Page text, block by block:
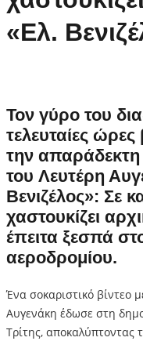
«Ελ.
Τον γύρο του
τελευταίες
την
του Λευτέρη
Βενιζέλος»: Σε
χαστουκίζει
έπειτα ξεσπά
αεροδρομίου.
Ένα σοκαριστικό βίντεο
Αυγενάκη έδωσε στη
Τρίτης, αποκαλύπτοντας